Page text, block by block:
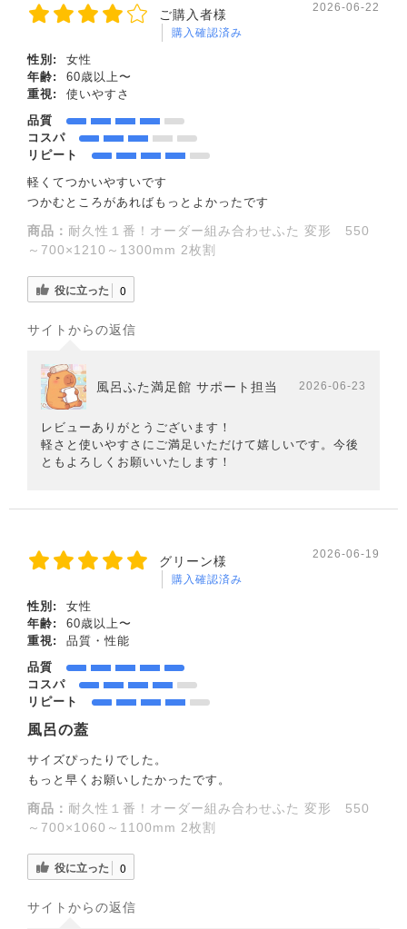
ご購入者様
購入確認済み
2026-06-22
性別:
女性
年齢:
60歳以上〜
重視:
使いやすさ
品質
コスパ
リピート
軽くてつかいやすいです
つかむところがあればもっとよかったです
商品： 耐久性１番！オーダー組み合わせふた 変形 550
～700×1210～1300mm 2枚割
役に立った 0
サイトからの返信
風呂ふた満足館 サポート担当 2026-06-23
レビューありがとうございます！
軽さと使いやすさにご満足いただけて嬉しいです。今後
ともよろしくお願いいたします！
グリーン様
購入確認済み
2026-06-19
性別:
女性
年齢:
60歳以上〜
重視:
品質・性能
品質
コスパ
リピート
風呂の蓋
サイズぴったりでした。
もっと早くお願いしたかったです。
商品： 耐久性１番！オーダー組み合わせふた 変形 550
～700×1060～1100mm 2枚割
役に立った 0
サイトからの返信